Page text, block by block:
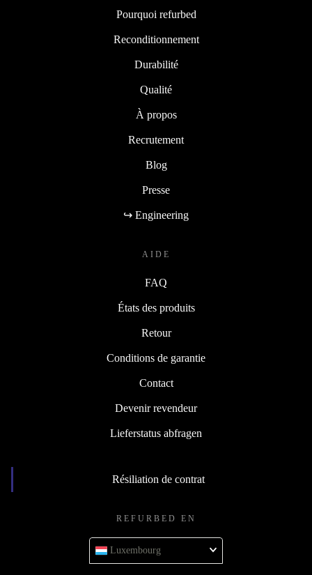
Pourquoi refurbed
Reconditionnement
Durabilité
Qualité
À propos
Recrutement
Blog
Presse
↪ Engineering
AIDE
FAQ
États des produits
Retour
Conditions de garantie
Contact
Devenir revendeur
Lieferstatus abfragen
Résiliation de contrat
REFURBED EN
Luxembourg